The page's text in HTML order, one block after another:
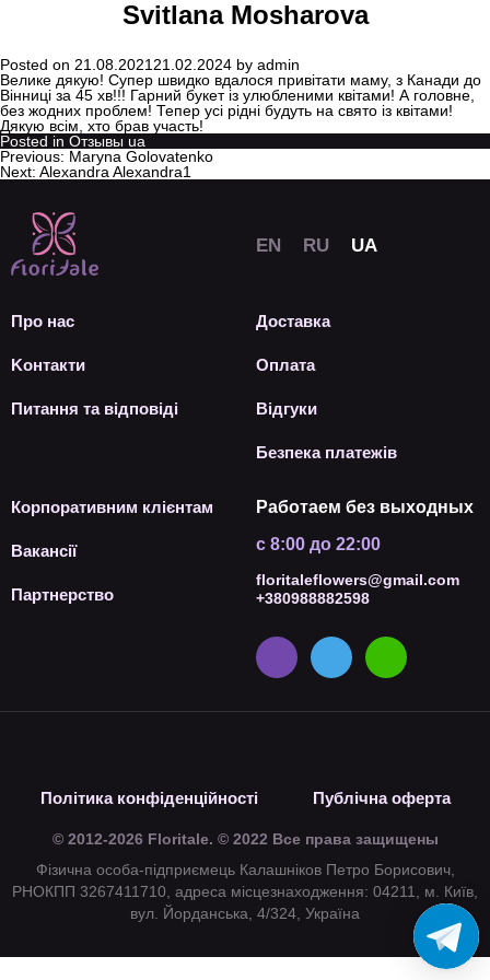
Svitlana Mosharova
Posted on 21.08.2021 21.02.2024 by admin
Велике дякую! Супер швидко вдалося привітати маму, з Канади до
Вінниці за 45 хв!!! Гарний букет із улюбленими квітами! А головне,
без жодних проблем! Тепер усі рідні будуть на свято із квітами!
Дякую всім, хто брав участь!
Posted in Отзывы ua
Previous: Maryna Golovatenko
Next: Alexandra Alexandra1
Про нас
Kонтакти
Питання та відповіді
Доставка
Оплата
Відгуки
Безпека платежів
Корпоративним клієнтам
Вакансії
Партнерство
Работаем без выходных
с 8:00 до 22:00
floritaleflowers@gmail.com
+380988882598
Політика конфіденційності Публічна оферта
© 2012-2026 Floritale. © 2022 Все права защищены
Фізична особа-підприємець Калашніков Петро Борисович,
РНОКПП 3267411710, адреса місцезнаходження: 04211, м. Київ,
вул. Йорданська, 4/324, Україна